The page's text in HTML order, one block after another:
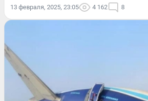
13 февраля, 2025, 23:05 4 162 8